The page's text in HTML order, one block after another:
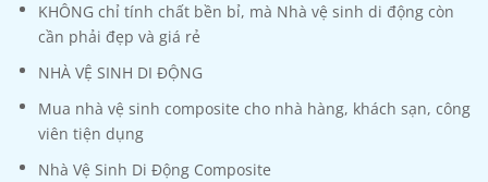
KHÔNG chỉ tính chất bền bỉ, mà Nhà vệ sinh di động còn
cần phải đẹp và giá rẻ
NHÀ VỆ SINH DI ĐỘNG
Mua nhà vệ sinh composite cho nhà hàng, khách sạn, công
viên tiện dụng
Nhà Vệ Sinh Di Động Composite